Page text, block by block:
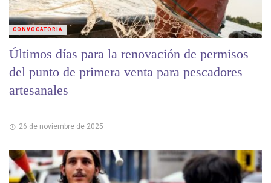
Últimos días para la renovación de permisos
del punto de primera venta para pescadores
artesanales
26 de noviembre de 2025
CONVOCATORIA